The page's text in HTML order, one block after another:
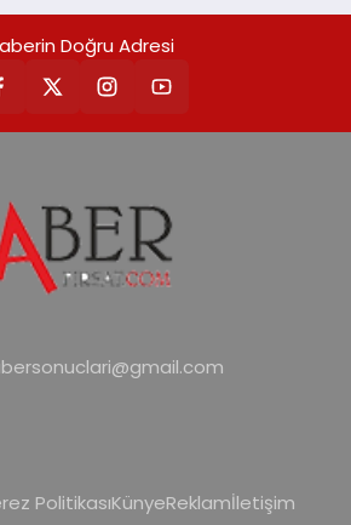
donatılmış son modeli
kontrol ünitesi Madoka Plus
satışa sunuldu. Tam
ekranı, mobil uygulama
ve akıllı sensör entegrasyonu
hale getiriyor. Enerji
artırırken modern yaşam
teknolojiyi estetik ile bulu
Doğru Adresi
PolitikasıKünyeReklamİletişim